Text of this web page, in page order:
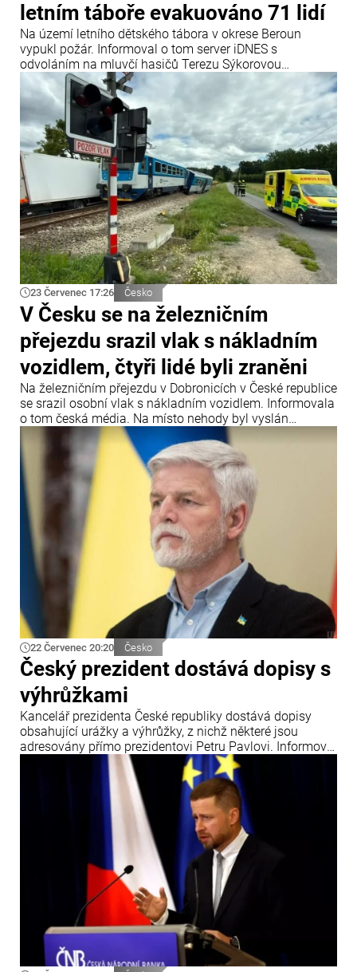
letním táboře evakuováno 71 lidí
Na území letního dětského tábora v okrese Beroun
vypukl požár. Informoval o tom server iDNES s
odvoláním na mluvčí hasičů Terezu Sýkorovou
Fliegerovou.
23 Červenec 17:26 Česko
V Česku se na železničním
přejezdu srazil vlak s nákladním
vozidlem, čtyři lidé byli zraněni
Na železničním přejezdu v Dobronicích v České republice
se srazil osobní vlak s nákladním vozidlem. Informovala
o tom česká média. Na místo nehody byl vyslán
záchranářský vrtulník.
22 Červenec 20:20 Česko
Český prezident dostává dopisy s
výhrůžkami
Kancelář prezidenta České republiky dostává dopisy
obsahující urážky a výhrůžky, z nichž některé jsou
adresovány přímo prezidentovi Petru Pavlovi. Informoval
o tom zpravodajský portál iDNES.